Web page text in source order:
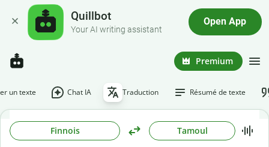
Quillbot
Your AI writing assistant
Open App
Premium
un texte Chat IA Traduction Résumé de texte
Finnois Tamoul